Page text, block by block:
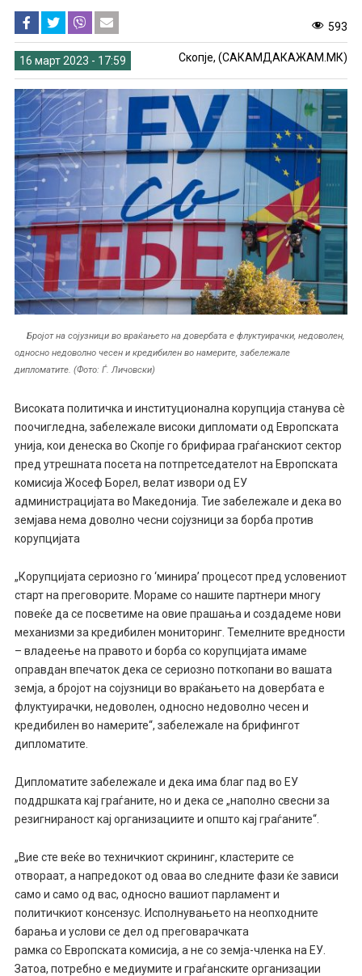
593
16 март 2023 - 17:59 Скопје, (САКАМДАКАЖАМ.МК)
Бројот на сојузници во враќањето на довербата е флуктуирачки, недоволен,
односно недоволно чесен и кредибилен во намерите, забележале
дипломатите. (Фото: Ѓ. Личовски)
Високата политичка и институционална корупција станува сè
поочигледна, забележале високи дипломати од Европската
унија, кои денеска во Скопје го брифираа граѓанскиот сектор
пред утрешната посета на потпретседателот на Европската
комисија Жосеф Борел, велат извори од ЕУ
администрацијата во Македонија. Тие забележале и дека во
земјава нема доволно чесни сојузници за борба против
корупцијата
„Корупцијата сериозно го ‘минира’ процесот пред условениот
старт на преговорите. Мораме со нашите партнери многу
повеќе да се посветиме на овие прашања и создадеме нови
механизми за кредибилен мониторинг. Темелните вредности
– владеење на правото и борба со корупцијата имаме
оправдан впечаток дека се сериозно поткопани во вашата
земја, а бројот на сојузници во враќањето на довербата е
флуктуирачки, недоволен, односно недоволно чесен и
кредибилен во намерите“, забележале на брифингот
дипломатите.
Дипломатите забележале и дека има благ пад во ЕУ
поддршката кај граѓаните, но и дека се „наполно свесни за
резигнираност кај организациите и општо кај граѓаните“.
„Вие сте веќе во техничкиот скрининг, кластерите се
отвораат, а напредокот од оваа во следните фази ќе зависи
само и само од вас, односно вашиот парламент и
политичкиот консензус. Исполнувањето на неопходните
барања и услови се дел од преговарачката
рамка со Европската комисија, а не со земја-членка на ЕУ.
Затоа, потребно е медиумите и граѓанските организации